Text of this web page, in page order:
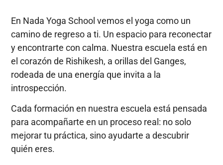
En Nada Yoga School vemos el yoga como un
camino de regreso a ti. Un espacio para reconectar
y encontrarte con calma. Nuestra escuela está en
el corazón de Rishikesh, a orillas del Ganges,
rodeada de una energía que invita a la
introspección.
Cada formación en nuestra escuela está pensada
para acompañarte en un proceso real: no solo
mejorar tu práctica, sino ayudarte a descubrir
quién eres.